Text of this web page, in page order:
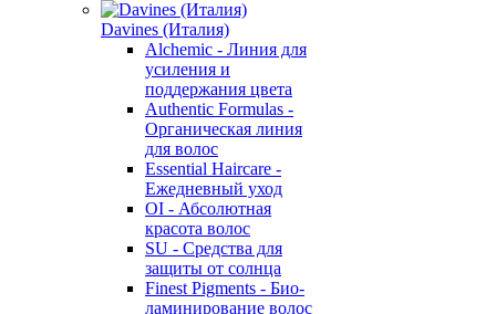
Davines (Италия)
Alchemic - Линия для
усиления и
поддержания цвета
Authentic Formulas -
Органическая линия
для волос
Essential Haircare -
Eжедневный уход
OI - Абсолютная
красота волос
SU - Средства для
защиты от солнца
Finest Pigments - Био-
ламинирование волос